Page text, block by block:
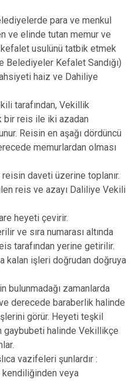
para ve menkul
ve elinde tutan memur ve
usulünü tatbik etmek
Kefalet Sandığı)
haiz ve Dahiliye
tarafından, Vekillik
bir reis ile iki azadan
Reisin en aşağı dördüncü
memurlardan olması
daveti üzerine toplanır.
reis ve azayı Daliliye Vekili
heyeti çevirir.
ve sıra numarası altında
tarafından yerine getirilir.
kalan işleri doğrudan doğruya
bulunmadağı zamanlarda
derecede baraberlik halinde
görür. Heyeti teşkil
gaybubeti halinde Vekillikçe
vazifeleri şunlardır :
kendiliğinden veya